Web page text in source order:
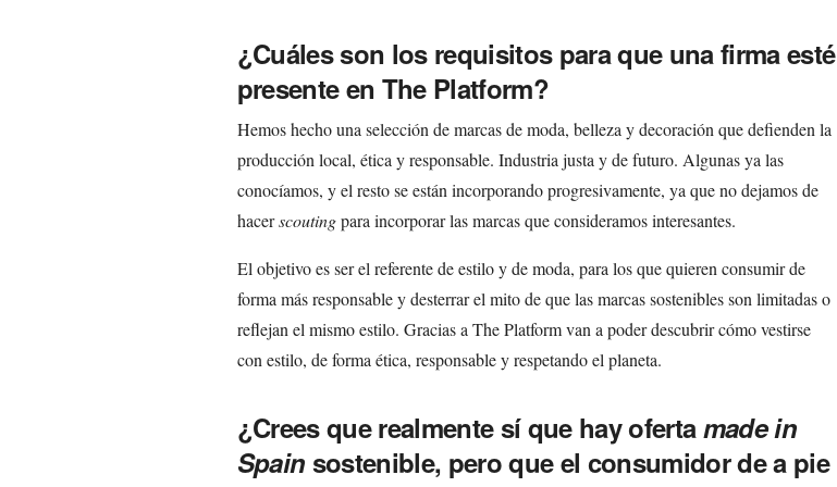
¿Cuáles son los requisitos para que una firma esté
presente en The Platform?
Hemos hecho una selección de marcas de moda, belleza y decoración que defienden la
producción local, ética y responsable. Industria justa y de futuro. Algunas ya las
conocíamos, y el resto se están incorporando progresivamente, ya que no dejamos de
hacerscoutingpara incorporar las marcas que consideramos interesantes.
El objetivo es ser el referente de estilo y de moda, para los que quieren consumir de
forma más responsable y desterrar el mito de que las marcas sostenibles son limitadas o
reflejan el mismo estilo. Gracias a The Platform van a poder descubrir cómo vestirse
con estilo, de forma ética, responsable y respetando el planeta.
¿Crees que realmente sí que hay oferta made in
Spain sostenible, pero que el consumidor de a pie